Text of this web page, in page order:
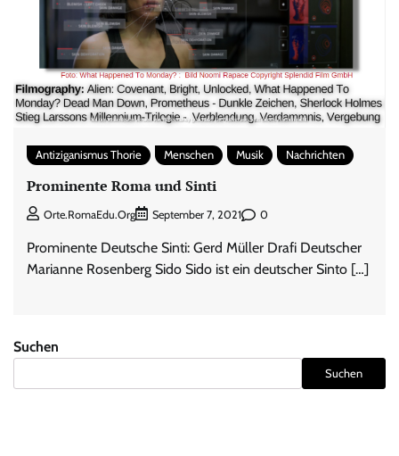
Antiziganismus Thorie Menschen Musik Nachrichten
Prominente Roma und Sinti
Orte.RomaEdu.org September 7, 2021 0
Prominente Deutsche Sinti: Gerd Müller Drafi Deutscher
Marianne Rosenberg Sido Sido ist ein deutscher Sinto […]
Suchen
Suchen